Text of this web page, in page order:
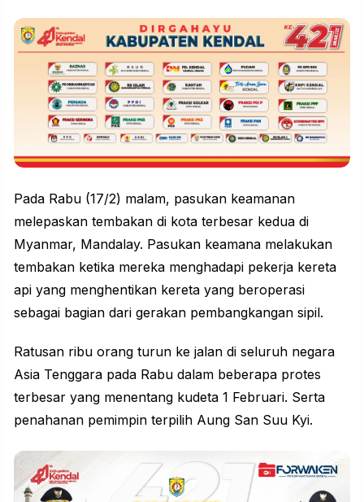
Pada Rabu (17/2) malam, pasukan keamanan
melepaskan tembakan di kota terbesar kedua di
Myanmar, Mandalay. Pasukan keamana melakukan
tembakan ketika mereka menghadapi pekerja kereta
api yang menghentikan kereta yang beroperasi
sebagai bagian dari gerakan pembangkangan sipil.
Ratusan ribu orang turun ke jalan di seluruh negara
Asia Tenggara pada Rabu dalam beberapa protes
terbesar yang menentang kudeta 1 Februari. Serta
penahanan pemimpin terpilih Aung San Suu Kyi.